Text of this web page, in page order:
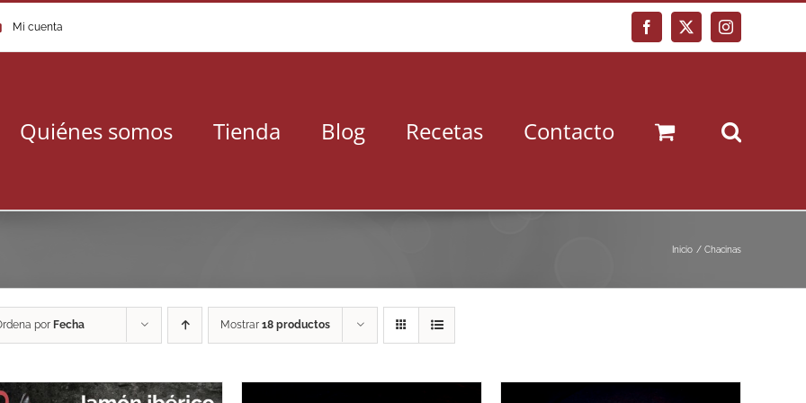
Mi cuenta Facebook
X Instagram
Quiénes somos Tienda Blog Recetas Contacto
Inicio Chacinas
por Fecha Mostrar 18 productos